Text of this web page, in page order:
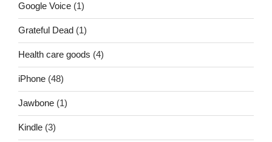
Google Voice (1)
Grateful Dead (1)
Health care goods (4)
iPhone (48)
Jawbone (1)
Kindle (3)